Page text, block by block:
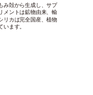
み殻から生成し、サプ
メントは鉱物由来、輸
リカは完全国産、植物
ます。